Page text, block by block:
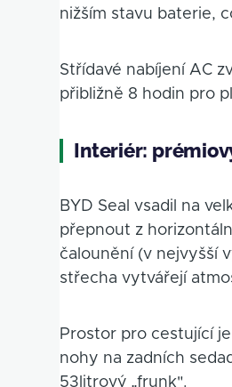
nižším stavu baterie,
Střídavé nabíjení AC
přibližně 8 hodin pro
Interiér:
BYD Seal vsadil na
přepnout z
čalounění (v nejvyšší
střecha vytvářejí
Prostor pro cestující
nohy na zadních
53litrový „frunk".